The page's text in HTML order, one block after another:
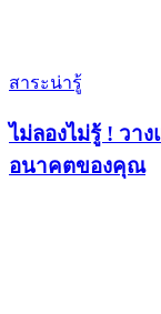
สาระน่ารู้
ไม่ลองไม่รู้ ! วา
อนาคตของคุณ